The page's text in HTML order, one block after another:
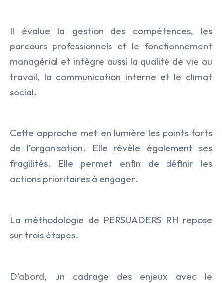
Il évalue la gestion des compétences, les
parcours professionnels et le fonctionnement
managérial et intègre aussi la qualité de vie au
travail, la communication interne et le climat
social.
Cette approche met en lumière les points forts
de l’organisation. Elle révèle également ses
fragilités. Elle permet enfin de définir les
actions prioritaires à engager.
La méthodologie de PERSUADERS RH repose
sur trois étapes.
D’abord, un cadrage des enjeux avec le